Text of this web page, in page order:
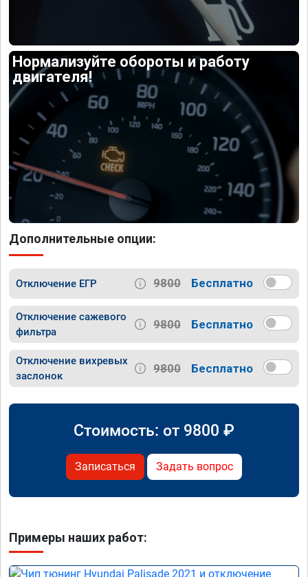
Нормализуйте обороты и работу
двигателя!
Дополнительные опции:
Отключение ЕГР 9800 Бесплатно
Отключение сажевого
фильтра
9800 Бесплатно
Отключение вихревых
заслонок
9800 Бесплатно
Стоимость: от 9800 ₽
Записаться Задать вопрос
Примеры наших работ: